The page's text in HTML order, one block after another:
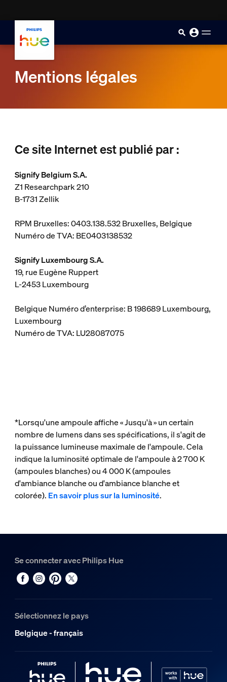
Mentions légales
Ce site Internet est publié par :
Signify Belgium S.A.
Z1 Researchpark 210
B-1731 Zellik
RPM Bruxelles: 0403.138.532 Bruxelles, Belgique
Numéro de TVA: BE0403138532
Signify Luxembourg S.A.
19, rue Eugène Ruppert
L-2453 Luxembourg
Belgique Numéro d’enterprise: B 198689 Luxembourg,
Luxembourg
Numéro de TVA: LU28087075
*Lorsqu'une ampoule affiche « Jusqu'à » un certain
nombre de lumens dans ses spécifications, il s'agit de
la puissance lumineuse maximale de l'ampoule. Cela
indique la luminosité optimale de l'ampoule à 2 700 K
(ampoules blanches) ou 4 000 K (ampoules
d'ambiance blanche ou d'ambiance blanche et
colorée). En savoir plus sur la luminosité.
Se connecter avec Philips Hue
Sélectionnez le pays
Belgique - français